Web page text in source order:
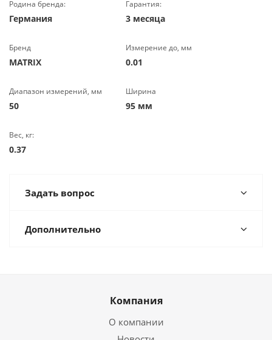
Родина бренда:
Германия
Гарантия:
3 месяца
Бренд
MATRIX
Измерение до, мм
0.01
Диапазон измерений, мм
50
Ширина
95 мм
Вес, кг:
0.37
Задать вопрос
Дополнительно
Компания
О компании